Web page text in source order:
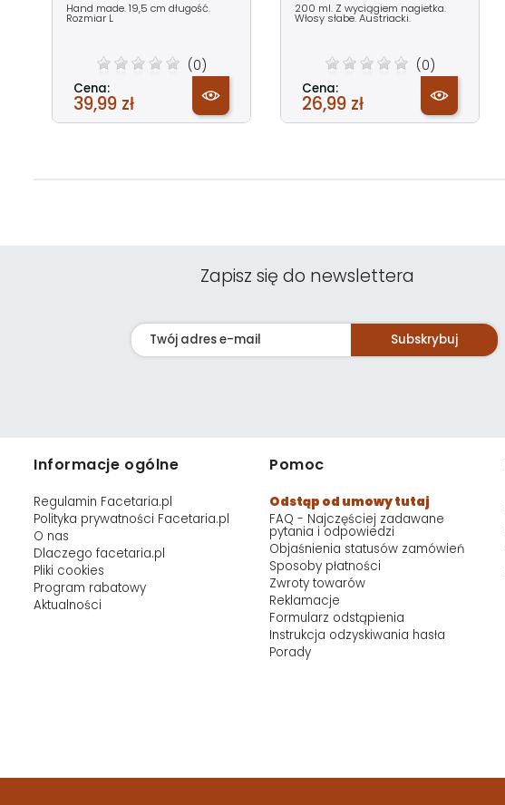
Hand made. 19,5 cm długość.
Rozmiar L
(0)
Cena:
39,99 zł
200 ml. Z wyciągiem nagietka.
Włosy słabe. Austriacki.
(0)
Cena:
26,99 zł
Zapisz się do newslettera
Subskrybuj
Informacje ogólne
Regulamin Facetaria.pl
Polityka prywatności Facetaria.pl
O nas
Dlaczego facetaria.pl
Pliki cookies
Program rabatowy
Aktualności
Pomoc
Odstąp od umowy tutaj
FAQ - Najczęściej zadawane
pytania i odpowiedzi
Objaśnienia statusów zamówień
Sposoby płatności
Zwroty towarów
Reklamacje
Formularz odstąpienia
Instrukcja odzyskiwania hasła
Porady